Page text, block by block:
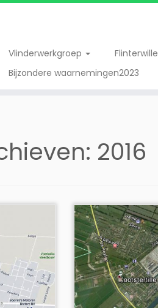
Vlinderwerkgroep Flinterwille
Bijzondere waarnemingen2023
2016